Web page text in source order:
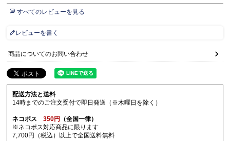
すべてのレビューを見る
レビューを書く
商品についてのお問い合わせ
配送方法と送料
14時までのご注文受付で即日発送（※木曜日を除く）
ネコポス350円
（全国一律）
※ネコポス対応商品に限ります
7,700円（税込）以上で全国送料無料